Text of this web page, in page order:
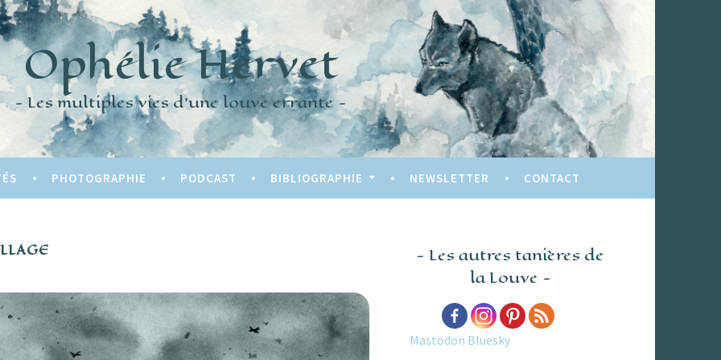
Ophélie Hervet
Les multiples vies d'une louve errante
PHOTOGRAPHIE PODCAST BIBLIOGRAPHIE NEWSLETTER CONTACT
Les autres tanières de
la Louve
Mastodon Bluesky